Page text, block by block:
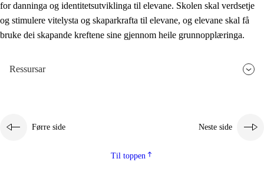
for danninga og identitetsutviklinga til elevane. Skolen skal verdsetje
og stimulere vitelysta og skaparkrafta til elevane, og elevane skal få
bruke dei skapande kreftene sine gjennom heile grunnopplæringa.
Ressursar
Førre side Neste side
Til toppen